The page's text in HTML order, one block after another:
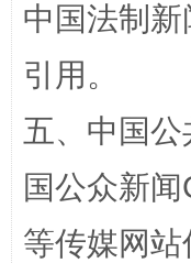
招工难、
中国法制
引用。
五、中国
国公众新
等传媒网